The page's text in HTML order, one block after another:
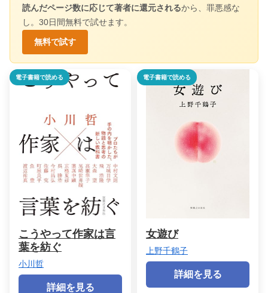
読んだページ数に応じて著者に還元されるから、罪悪感な
し。30日間無料で試せます。
無料で試す
電子書籍で読める
こうやって作家は言
葉を紡ぐ
小川哲
詳細を見る
電子書籍で読める
女遊び
上野千鶴子
詳細を見る